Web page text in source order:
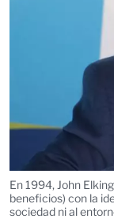
En 1994, John
beneficios) con la
sociedad ni al